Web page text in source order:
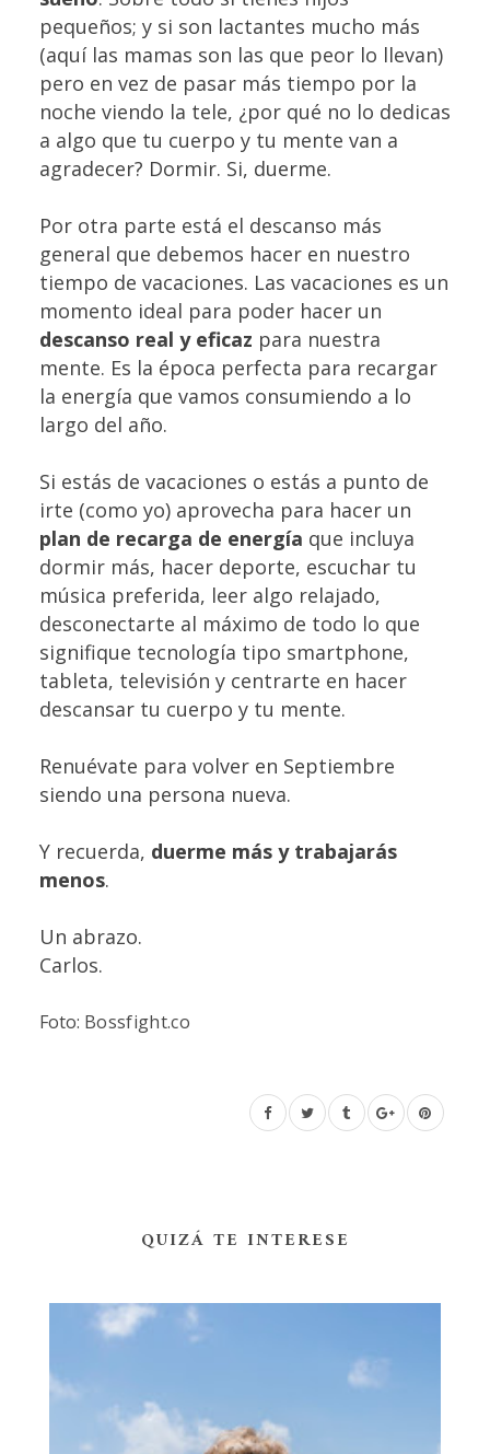
pequeños; y si son lactantes mucho más
(aquí las mamas son las que peor lo llevan)
pero en vez de pasar más tiempo por la
noche viendo la tele, ¿por qué no lo dedicas
a algo que tu cuerpo y tu mente van a
agradecer? Dormir. Si, duerme.
Por otra parte está el descanso más
general que debemos hacer en nuestro
tiempo de vacaciones. Las vacaciones es un
momento ideal para poder hacer un
descanso real y eficaz para nuestra
mente. Es la época perfecta para recargar
la energía que vamos consumiendo a lo
largo del año.
Si estás de vacaciones o estás a punto de
irte (como yo) aprovecha para hacer un
plan de recarga de energía que incluya
dormir más, hacer deporte, escuchar tu
música preferida, leer algo relajado,
desconectarte al máximo de todo lo que
signifique tecnología tipo smartphone,
tableta, televisión y centrarte en hacer
descansar tu cuerpo y tu mente.
Renuévate para volver en Septiembre
siendo una persona nueva.
Y recuerda, duerme más y trabajarás
menos.
Un abrazo.
Carlos.
Foto: Bossfight.co
QUIZÁ TE INTERESE